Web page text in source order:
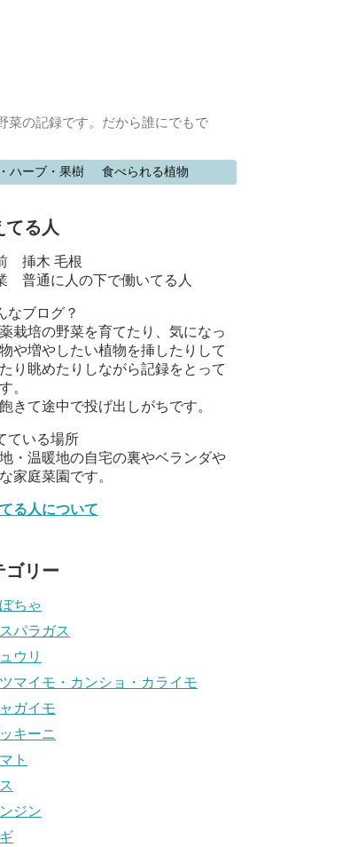
菜の記録です。だから誰にでもで
ハーブ・果樹 食べられる植物
てる人
挿木 毛根
普通に人の下で働いてる人
なブログ？
栽培の野菜を育てたり、気になっ
や増やしたい植物を挿したりして
り眺めたりしながら記録をとって
。
きて途中で投げ出しがちです。
ている場所
・温暖地の自宅の裏やベランダや
家庭菜園です。
る人について
ゴリー
ちゃ
パラガス
ウリ
マイモ・カンショ・カライモ
ガイモ
キーニ
ト
ジン